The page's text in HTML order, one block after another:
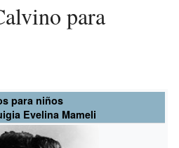
para niños
Evelina Mameli